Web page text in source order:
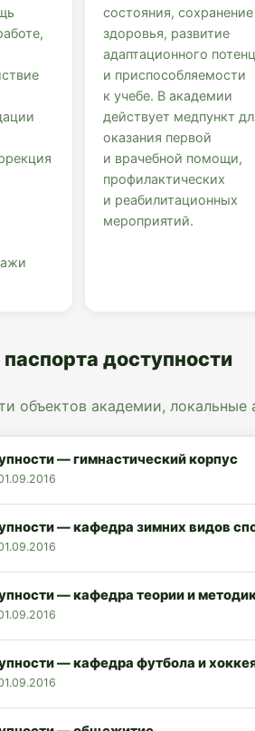
состояния, сохранение
здоровья, развитие
адаптационного
и приспособляемости
к учебе. В академии
действует медпункт
оказания первой
и врачебной помощи,
профилактических
и реабилитационных
мероприятий.
доступности
объектов академии,
— гимнастический корпус
— кафедра зимних видов
— кафедра теории и
— кафедра футбола и